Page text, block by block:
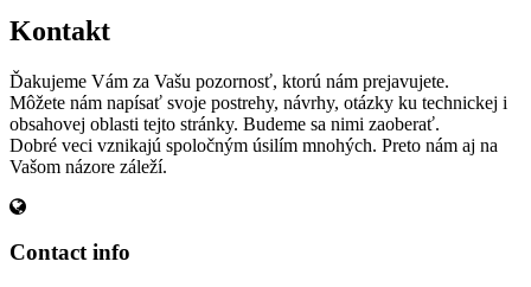
Kontakt
Ďakujeme Vám za Vašu pozornosť, ktorú nám prejavujete.
Môžete nám napísať svoje postrehy, návrhy, otázky ku technickej i
obsahovej oblasti tejto stránky. Budeme sa nimi zaoberať.
Dobré veci vznikajú spoločným úsilím mnohých. Preto nám aj na
Vašom názore záleží.
Contact info